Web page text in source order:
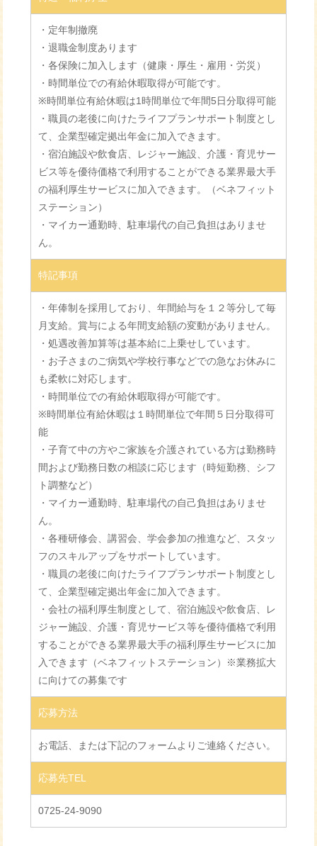
・定年制撤廃
・退職金制度あります
・各保険に加入します（健康・厚生・雇用・労災）
・時間単位での有給休暇取得が可能です。
※時間単位有給休暇は1時間単位で年間5日分取得可能
・職員の老後に向けたライフプランサポート制度とし
て、企業型確定拠出年金に加入できます。
・宿泊施設や飲食店、レジャー施設、介護・育児サー
ビス等を優待価格で利用することができる業界最大手
の福利厚生サービスに加入できます。（ベネフィット
ステーション）
・マイカー通勤時、駐車場代の自己負担はありませ
ん。
特記事項
・年俸制を採用しており、年間給与を１２等分して毎
月支給。賞与による年間支給額の変動がありません。
・処遇改善加算等は基本給に上乗せしています。
・お子さまのご病気や学校行事などでの急なお休みに
も柔軟に対応します。
・時間単位での有給休暇取得が可能です。
※時間単位有給休暇は１時間単位で年間５日分取得可
能
・子育て中の方やご家族を介護されている方は勤務時
間および勤務日数の相談に応じます（時短勤務、シフ
ト調整など）
・マイカー通勤時、駐車場代の自己負担はありませ
ん。
・各種研修会、講習会、学会参加の推進など、スタッ
フのスキルアップをサポートしています。
・職員の老後に向けたライフプランサポート制度とし
て、企業型確定拠出年金に加入できます。
・会社の福利厚生制度として、宿泊施設や飲食店、レ
ジャー施設、介護・育児サービス等を優待価格で利用
することができる業界最大手の福利厚生サービスに加
入できます（ベネフィットステーション）※業務拡大
に向けての募集です
応募方法
お電話、または下記のフォームよりご連絡ください。
応募先TEL
0725-24-9090